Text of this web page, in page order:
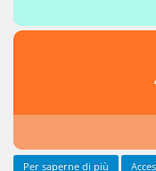
Per saperne di più